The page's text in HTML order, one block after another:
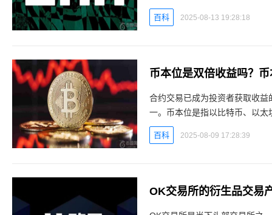
也让投资者进行该操作时提心
百科 2025-08-13 19:28:18
币本位是双倍收益吗？
合约交易已成为投资者获取收
一。币本位是指以比特币、以
位不同于U本位使用稳定币，而
百科 2025-08-09 17:28:39
OK交易所的衍生品交易